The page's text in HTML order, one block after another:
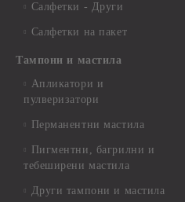
Салфетки - Други
Салфетки на пакет
Тампони и мастила
Апликатори и
пулверизатори
Перманентни мастила
Пигментни, багрилни и
тебеширени мастила
Други тампони и мастила